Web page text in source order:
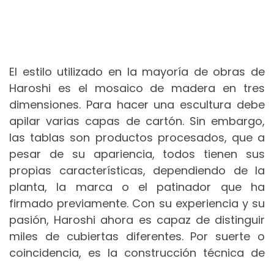
El estilo utilizado en la mayoría de obras de
Haroshi es el mosaico de madera en tres
dimensiones. Para hacer una escultura debe
apilar varias capas de cartón. Sin embargo,
las tablas son productos procesados, que a
pesar de su apariencia, todos tienen sus
propias características, dependiendo de la
planta, la marca o el patinador que ha
firmado previamente. Con su experiencia y su
pasión, Haroshi ahora es capaz de distinguir
miles de cubiertas diferentes. Por suerte o
coincidencia, es la construcción técnica de